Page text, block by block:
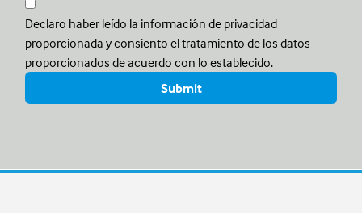
Declaro haber leído la información de privacidad
proporcionada y consiento el tratamiento de los datos
proporcionados de acuerdo con lo establecido.